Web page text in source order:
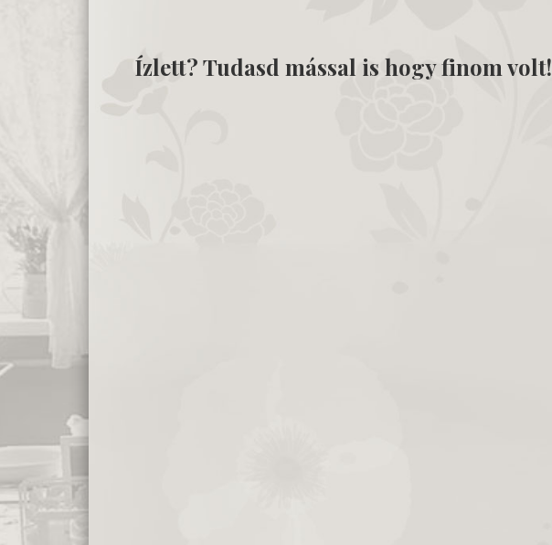
Ízlett? Tudasd mással is hogy finom volt!